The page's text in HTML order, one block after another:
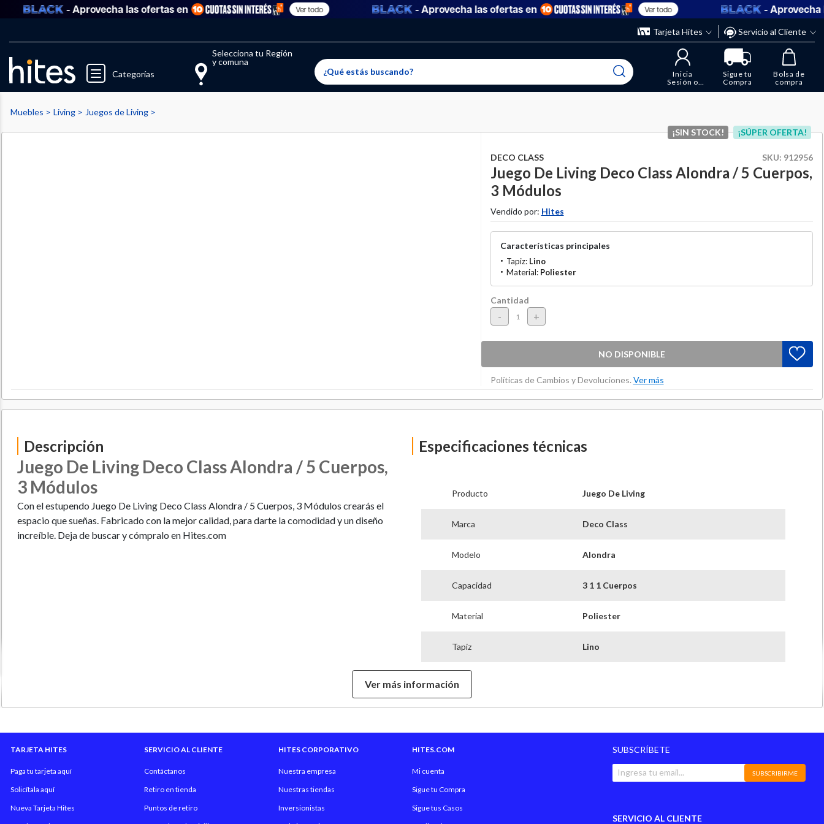
- Aprovecha las ofertas en Ver todo - Aprovecha las ofertas en Ver todo - Aprovecha
Servicio al Cliente
Tarjeta Hites
Categorías
Selecciona tu Región
y comuna
Inicia
Sesión o
Regístrate
Sigue tu
Compra
Bolsa de
compra
El producto ha sido eliminado correctamente
El producto ha sido agregado a tu lista de favoritos correctamente
Llegaste al límite de productos favoritos permitidos, para agregar uno nuevo ingresa a “Mi cuenta” y elimina los que ya no necesitas.
Muebles Living
Juegos de Living
¡SIN STOCK!
¡SÚPER OFERTA!
SKU: 912956
DECO CLASS
Juego De Living Deco Class Alondra / 5 Cuerpos,
3 Módulos
Vendido por: Hites
Características principales
Tapiz: Lino
Material: Poliester
Cantidad
- +
NO DISPONIBLE
Políticas de Cambios y Devoluciones. Ver más
Descripción
Juego De Living Deco Class Alondra / 5 Cuerpos,
3 Módulos
Con el estupendo Juego De Living Deco Class Alondra / 5 Cuerpos, 3 Módulos crearás el
espacio que sueñas. Fabricado con la mejor calidad, para darte la comodidad y un diseño
increíble. Deja de buscar y cómpralo en Hites.com
Especificaciones técnicas
Producto Juego De Living
Marca Deco Class
Modelo Alondra
Capacidad 3 1 1 Cuerpos
Material Poliester
Tapiz Lino
Alto Cuerpo 1 86 Cms
Ver más información
TARJETA HITES
Paga tu tarjeta aquí
Solicítala aquí
Nueva Tarjeta Hites
SERVICIO AL CLIENTE
Contáctanos
Retiro en tienda
Puntos de retiro
HITES CORPORATIVO
Nuestra empresa
Nuestras tiendas
Inversionistas
HITES.COM
Mi cuenta
Sigue tu Compra
Sigue tus Casos
SUBSCRÍBETE
SUBSCRIBIRME
SERVICIO AL CLIENTE